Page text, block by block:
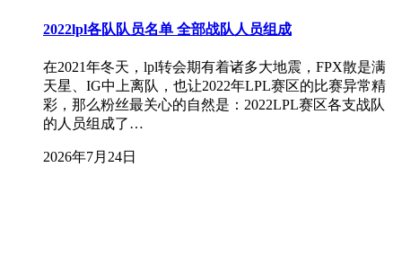
2022lpl各队队员名单 全部战队人员组成
在2021年冬天，lpl转会期有着诸多大地震，FPX散是满
天星、IG中上离队，也让2022年LPL赛区的比赛异常精
彩，那么粉丝最关心的自然是：2022LPL赛区各支战队
的人员组成了…
2026年7月24日